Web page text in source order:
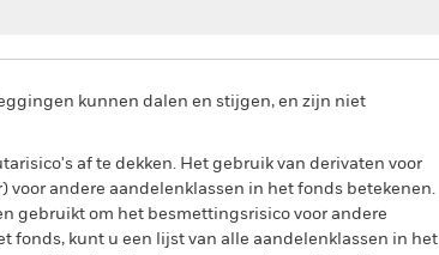
kunnen dalen en stijgen, en zijn niet
af te dekken. Het gebruik van derivaten voor
andere aandelenklassen in het fonds betekenen.
gebruikt om het besmettingsrisico voor andere
fonds, kunt u een lijst van alle aandelenklassen in het